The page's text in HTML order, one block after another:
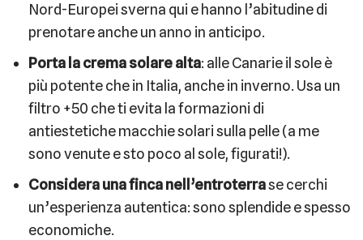
Nord-Europei sverna qui e hanno l’abitudine di
prenotare anche un anno in anticipo.
Porta la crema solare alta: alle Canarie il sole è
più potente che in Italia, anche in inverno. Usa un
filtro +50 che ti evita la formazioni di
antiestetiche macchie solari sulla pelle (a me
sono venute e sto poco al sole, figurati!).
Considera una finca nell’entroterrase cerchi
un’esperienza autentica: sono splendide e spesso
economiche.